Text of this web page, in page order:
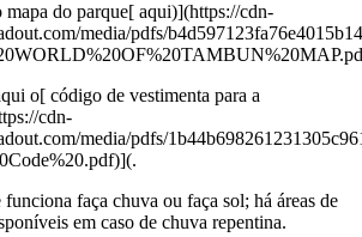
mapa do parque[ aqui)](https://cdn-
media/pdfs/
o[ código de vestimenta para a
cdn-
media/pdfs/
funciona faça chuva ou faça sol; há áreas de
em caso de chuva repentina.